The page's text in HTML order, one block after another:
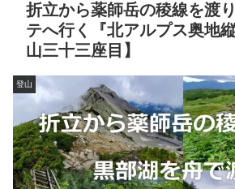
折立から薬師岳の稜線を渡
テへ行く『北アルプス奥地
山三十三座目】
登山